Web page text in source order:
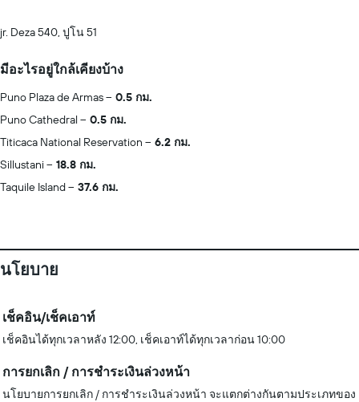
jr. Deza 540, ปูโน 51
มีอะไรอยู่ใกล้เคียงบ้าง
Puno Plaza de Armas
0.5 กม.
Puno Cathedral
0.5 กม.
Titicaca National Reservation
6.2 กม.
Sillustani
18.8 กม.
Taquile Island
37.6 กม.
นโยบาย
เช็คอิน/เช็คเอาท์
เช็คอินได้ทุกเวลาหลัง 12:00, เช็คเอาท์ได้ทุกเวลาก่อน 10:00
การยกเลิก / การชำระเงินล่วงหน้า
นโยบายการยกเลิก / การชำระเงินล่วงหน้า จะแตกต่างกันตามประเภทของ